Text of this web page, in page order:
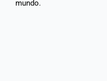
mundo.